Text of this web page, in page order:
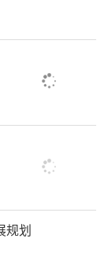
1992年毕业
年结业于中
规划